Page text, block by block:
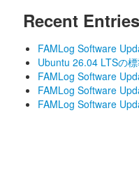
Recent Entries
FAMLog Software
Ubuntu 26.04 LTSの
FAMLog Software
FAMLog Software
FAMLog Software